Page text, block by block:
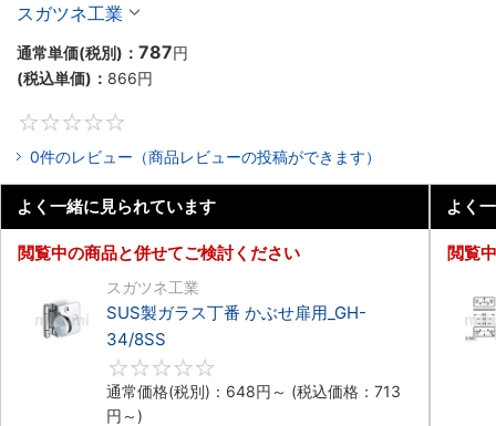
スガツネ工業
通常単価(税別)： 787円
(税込単価)： 866円
0件のレビュー（商品レビューの投稿ができます）
よく一緒に見られています
閲覧中の商品と併せてご検討ください
スガツネ工業
SUS製ガラス丁番 かぶせ扉用_GH-
34/8SS
通常価格(税別)： 648円 ～ (税込価格： 713
円 ～)
よく
閲覧